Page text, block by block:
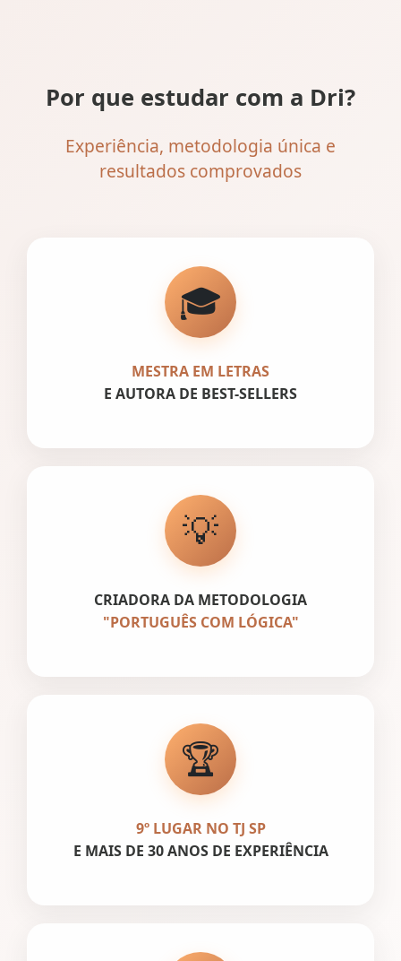
Por que estudar com a Dri?
Experiência, metodologia única e
resultados comprovados
🎓
MESTRA EM LETRAS
E AUTORA DE BEST-SELLERS
💡
CRIADORA DA METODOLOGIA
"PORTUGUÊS COM LÓGICA"
🏆
9º LUGAR NO TJ SP
E MAIS DE 30 ANOS DE EXPERIÊNCIA